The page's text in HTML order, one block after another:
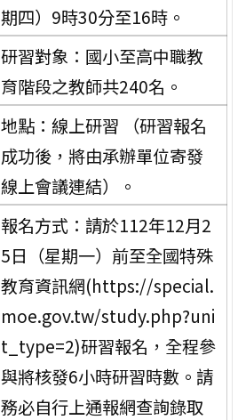
期四）9時30分至16時。
研習對象：國小至高中職教
育階段之教師共240名。
地點：線上研習 （研習報名
成功後，將由承辦單位寄發
線上會議連結）。
報名方式：請於112年12月2
5日（星期一）前至全國特殊
教育資訊網(https://special.
moe.gov.tw/study.php?uni
t_type=2)研習報名，全程參
與將核發6小時研習時數。請
務必自行上通報網查詢錄取